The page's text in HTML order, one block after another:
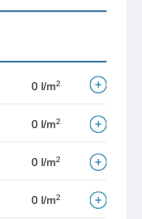
0 l/m2
0 l/m2
0 l/m2
0 l/m2